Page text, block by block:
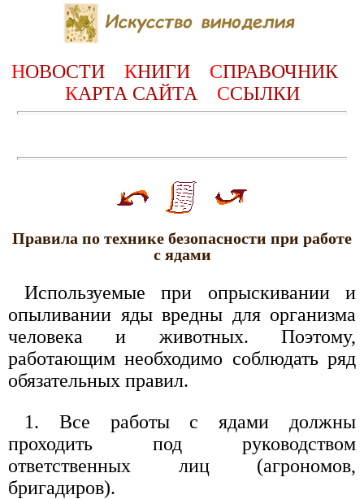
НОВОСТИ КНИГИ СПРАВОЧНИК
КАРТА САЙТА ССЫЛКИ
Правила по технике безопасности при работе
с ядами
Используемые при опрыскивании и
опыливании яды вредны для организма
человека и животных. Поэтому,
работающим необходимо соблюдать ряд
обязательных правил.
1. Все работы с ядами должны
проходить под руководством
ответственных лиц (агрономов,
бригадиров).